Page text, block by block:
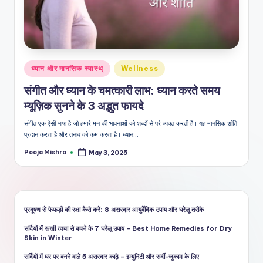
ली
का
भरो
सेमं
द
स्रो
त
Posted
in
ध्यान और मानसिक स्वास्थ् Wellness
संगीत और ध्यान के चमत्कारी लाभ: ध्यान करते समय
म्यूज़िक सुनने के 3 अद्भुत फायदे
संगीत एक ऐसी भाषा है जो हमारे मन की भावनाओं को शब्दों से परे व्यक्त करती है। यह मानसिक शांति
प्रदान करता है और तनाव को कम करता है। ध्यान…
Posted
Pooja Mishra May 3, 2025
प्रदूषण से फेफड़ों की रक्षा कैसे करें: 8 असरदार आयुर्वेदिक उपाय और घरेलू तरीके
सर्दियों में रूखी त्वचा से बचने के 7 घरेलू उपाय – Best Home Remedies for Dry
Skin in Winter
सर्दियों में घर पर बनने वाले 5 असरदार काढ़े – इम्युनिटी और सर्दी-जुकाम के लिए